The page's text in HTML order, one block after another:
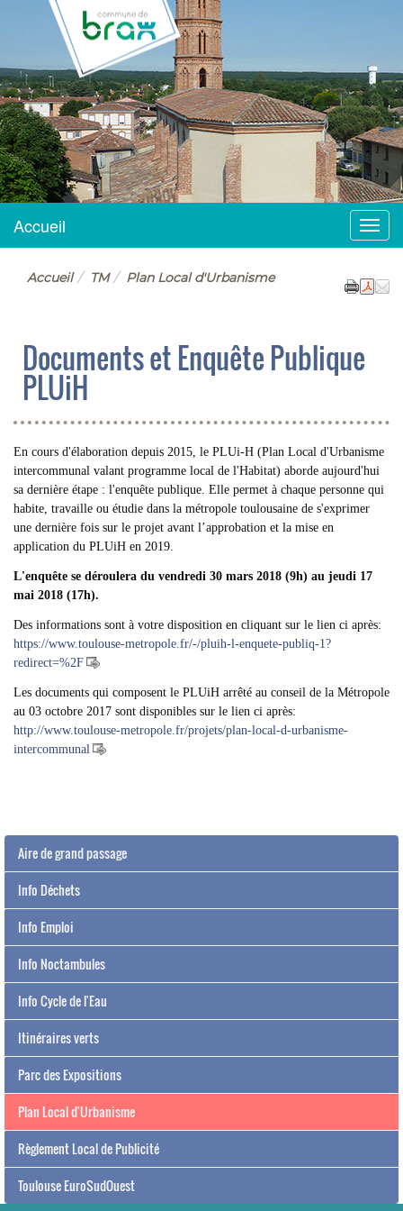
BRAX
Menu
Accueil
Accueil TM Plan Local d'Urbanisme
Documents et Enquête Publique
PLUiH
En cours d'élaboration depuis 2015, le PLUi-H (Plan Local d'Urbanisme
intercommunal valant programme local de l'Habitat) aborde aujourd'hui
sa dernière étape : l'enquête publique. Elle permet à chaque personne qui
habite, travaille ou étudie dans la métropole toulousaine de s'exprimer
une dernière fois sur le projet avant l’approbation et la mise en
application du PLUiH en 2019.
L'enquête se déroulera du vendredi 30 mars 2018 (9h) au jeudi 17
mai 2018 (17h).
Des informations sont à votre disposition en cliquant sur le lien ci après:
https://www.toulouse-metropole.fr/-/pluih-l-enquete-publiq-1?
redirect=%2F
Les documents qui composent le PLUiH arrêté au conseil de la Métropole
au 03 octobre 2017 sont disponibles sur le lien ci après:
http://www.toulouse-metropole.fr/projets/plan-local-d-urbanisme-
intercommunal
Aire de grand passage
Info Déchets
Info Emploi
Info Noctambules
Info Cycle de l'Eau
Itinéraires verts
Parc des Expositions
Plan Local d'Urbanisme
Règlement Local de Publicité
Toulouse EuroSudOuest